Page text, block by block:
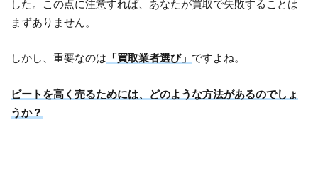
した。この点に注意すれば、あなたが買取で失敗することは
まずありません。
しかし、重要なのは 「買取業者選び」 ですよね。
ビートを高く売るためには、どのような方法があるのでしょ
うか？